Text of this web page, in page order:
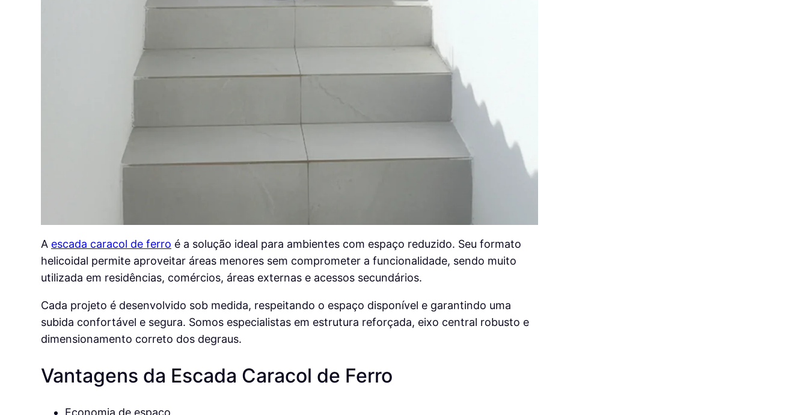
A escada caracol de ferro é a solução ideal para ambientes com espaço reduzido. Seu formato
helicoidal permite aproveitar áreas menores sem comprometer a funcionalidade, sendo muito
utilizada em residências, comércios, áreas externas e acessos secundários.
Cada projeto é desenvolvido sob medida, respeitando o espaço disponível e garantindo uma
subida confortável e segura. Somos especialistas em estrutura reforçada, eixo central robusto e
dimensionamento correto dos degraus.
Vantagens da Escada Caracol de Ferro
Economia de espaço